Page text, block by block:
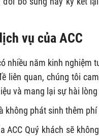
vụ của ACC
nhiều năm kinh nghiệm
liên quan, chúng tôi
và mang lại sự hài
không phát sinh thêm
ACC Quý khách sẽ